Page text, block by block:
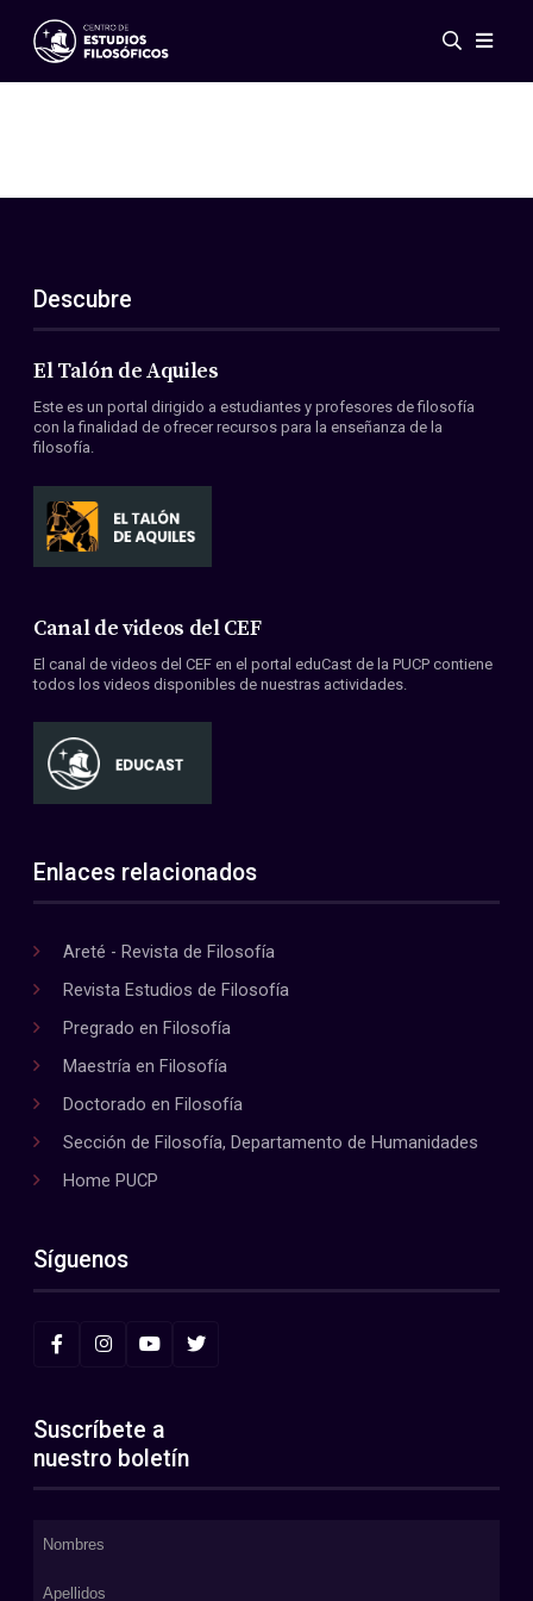
Eventos
ES
EN
Acerca de nosotros
Miembros
Convenios
Descubre
El Talón de Aquiles
Este es un portal dirigido a estudiantes y profesores de filosofía
con la finalidad de ofrecer recursos para la enseñanza de la
filosofía.
Canal de videos del CEF
El canal de videos del CEF en el portal eduCast de la PUCP contiene
todos los videos disponibles de nuestras actividades.
Enlaces relacionados
Areté - Revista de Filosofía
Revista Estudios de Filosofía
Pregrado en Filosofía
Maestría en Filosofía
Doctorado en Filosofía
Sección de Filosofía, Departamento de Humanidades
Home PUCP
Síguenos
Suscríbete a
nuestro boletín